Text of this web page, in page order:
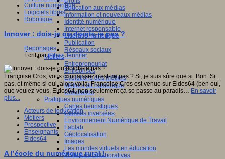
Education aux médias
Information et nouveaux médias
Identité numérique
Internet responsable
Littératie numérique
Publication
Réseaux sociaux
Métiers
Entrepreneuriat
Entreprises
Evolutions des métiers
Métiers du numérique
Orientation
Pratiques numériques
Cartes heuristiques
Classes inversées
Environnement Numérique de Travail
Fablab
Géolocalisation
Images
Les mondes virtuels en éducation
Pratiques collaboratives
Culture numérique
Logiciels libres
Robotique
Innover : dois-je ou doigts-je pas ?
Reportages
Écrit parElbaz Jennifer
Françoise Cros, vous connaissez n'est-ce pas ? Si, je suis sûre que si. Bon. Si
pas, et même si oui, alors voilà. Françoise Cros est venue sur Eidos64 (ben oui,
que voulez-vous, Eidos64, non seulement ça se passe au paradis… En savoir
plus...
Acteurs de leducation
Métiers
Prospective
Enseignants
Eidos64
A l’école du numérique rural !